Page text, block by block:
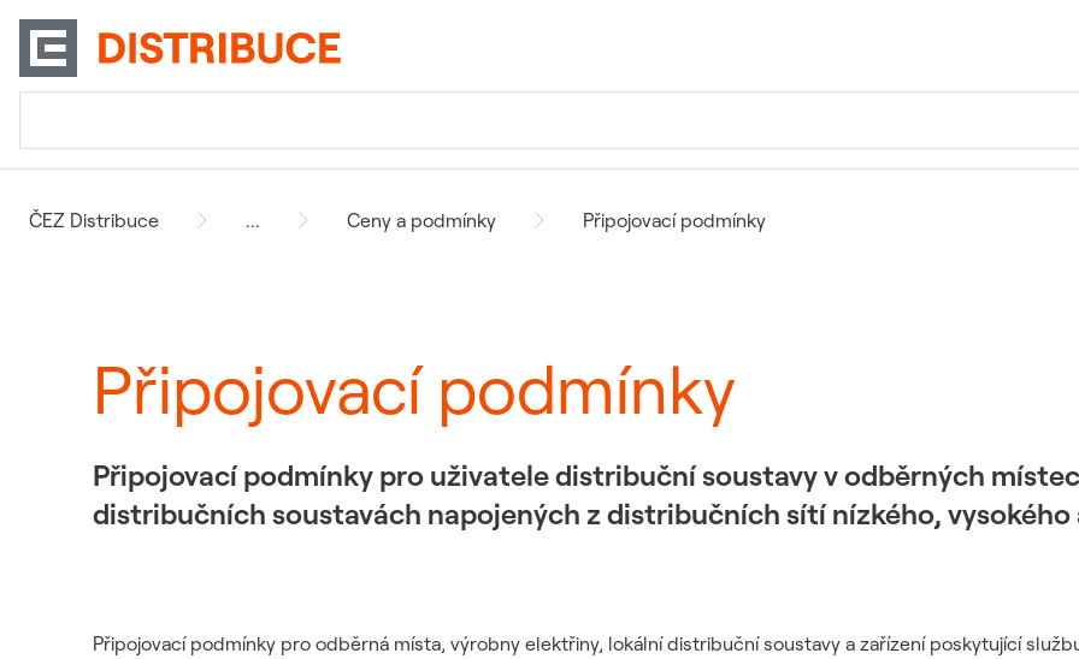
ČEZ Distribuce ... Ceny a podmínky Připojovací podmínky
Připojovací podmínky
Připojovací podmínky pro uživatele distribuční soustavy v odběrných
distribučních soustavách napojených z distribučních sítí nízkého, vysokého
Připojovací podmínky pro odběrná místa, výrobny elektřiny, lokální distribuční soustavy a zařízení poskytující